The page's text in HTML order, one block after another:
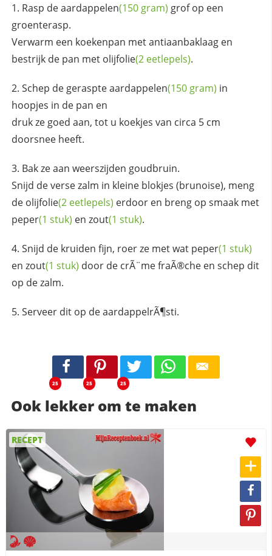
Rasp deaardappelen(150 gram) grof op een
groenterasp.
Verwarm een koekenpan met antiaanbaklaag en
bestrijk de pan met olijfolie(2 eetlepels).
Schep de geraspteaardappelen(150 gram) in
hoopjes in de pan en
druk ze goed aan, tot u koekjes van circa 5 cm
doorsnee heeft.
Bak ze aan weerszijden goudbruin.
Snijd de verse zalm in kleine blokjes (brunoise), meng
de olijfolie(2 eetlepels) erdoor en breng op smaak met
peper(1 stuk) en zout(1 stuk).
Snijd de kruiden fijn, roer ze met wat peper(1 stuk)
en zout(1 stuk) door de crÃ¨me fraÃ®che en schep dit
op de zalm.
Serveer dit op de aardappelrÃ¶sti.
25 25 25
Ook lekker om te maken
RECEPT